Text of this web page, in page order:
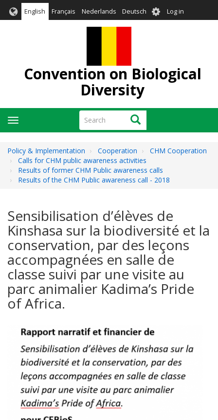
English Français Nederlands Deutsch User
account
Log in
Convention on Biological
Diversity
Search Search
Toggle
navigation
Policy & Implementation Cooperation
CHM Cooperation
Calls for CHM public awareness activities
Results of former CHM Public awareness calls
Results of the CHM Public awareness call - 2018
Sensibilisation d’élèves de
Kinshasa sur la biodiversité et la
conservation, par des leçons
accompagnées en salle de
classe suivi par une visite au
parc animalier Kadima’s Pride
of Africa.